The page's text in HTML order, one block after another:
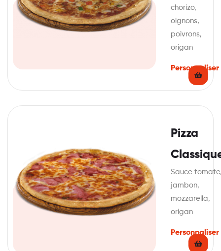
chorizo,
oignons,
poivrons,
origan
Personnaliser
Pizza
Sauce
jambon,
mozzarella,
origan
Personnaliser